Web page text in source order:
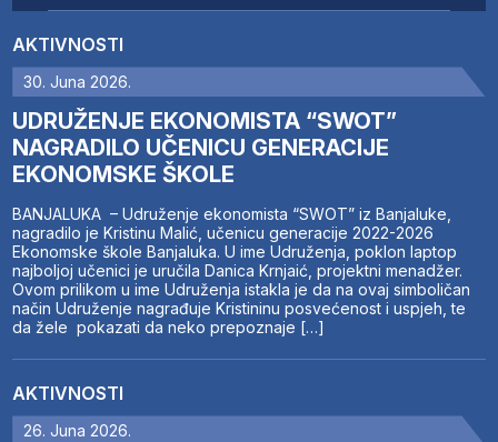
AKTIVNOSTI
30. Juna 2026.
UDRUŽENJE EKONOMISTA “SWOT”
NAGRADILO UČENICU GENERACIJE
EKONOMSKE ŠKOLE
BANJALUKA – Udruženje ekonomista “SWOT” iz Banjaluke,
nagradilo je Kristinu Malić, učenicu generacije 2022-2026
Ekonomske škole Banjaluka. U ime Udruženja, poklon laptop
najboljoj učenici je uručila Danica Krnjaić, projektni menadžer.
Ovom prilikom u ime Udruženja istakla je da na ovaj simboličan
način Udruženje nagrađuje Kristininu posvećenost i uspjeh, te
da žele pokazati da neko prepoznaje […]
AKTIVNOSTI
26. Juna 2026.